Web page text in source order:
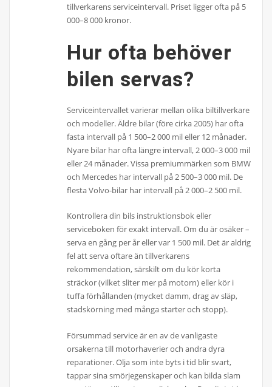
tillverkarens serviceintervall. Priset ligger ofta på 5
000–8 000 kronor.
Hur ofta behöver
bilen servas?
Serviceintervallet varierar mellan olika biltillverkare
och modeller. Äldre bilar (före cirka 2005) har ofta
fasta intervall på 1 500–2 000 mil eller 12 månader.
Nyare bilar har ofta längre intervall, 2 000–3 000 mil
eller 24 månader. Vissa premiummärken som BMW
och Mercedes har intervall på 2 500–3 000 mil. De
flesta Volvo-bilar har intervall på 2 000–2 500 mil.
Kontrollera din bils instruktionsbok eller
serviceboken för exakt intervall. Om du är osäker –
serva en gång per år eller var 1 500 mil. Det är aldrig
fel att serva oftare än tillverkarens
rekommendation, särskilt om du kör korta
sträckor (vilket sliter mer på motorn) eller kör i
tuffa förhållanden (mycket damm, drag av släp,
stadskörning med många starter och stopp).
Försummad service är en av de vanligaste
orsakerna till motorhaverier och andra dyra
reparationer. Olja som inte byts i tid blir svart,
tappar sina smörjegenskaper och kan bilda slam